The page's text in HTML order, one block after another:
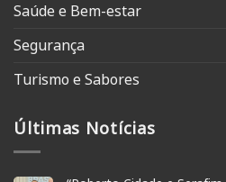
Saúde e Bem-estar
Segurança
Turismo e Sabores
Últimas Notícias